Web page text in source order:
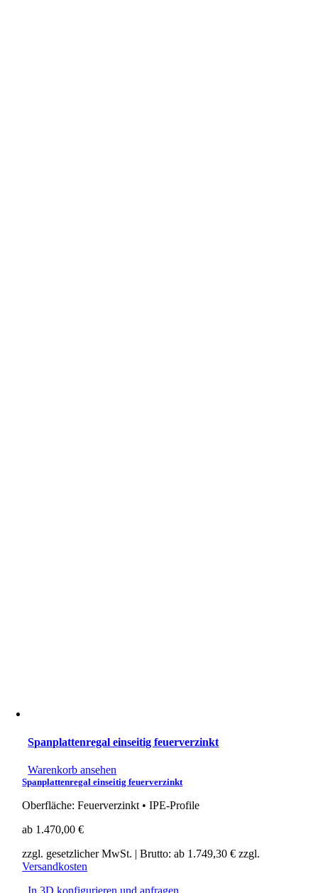
Spanplattenregal einseitig feuerverzinkt
Warenkorb ansehen
Spanplattenregal einseitig feuerverzinkt
Oberfläche: Feuerverzinkt • IPE-Profile
ab 1.470,00€
zzgl. gesetzlicher MwSt. | Brutto: ab 1.749,30€ zzgl.
Versandkosten
In 3D konfigurieren und anfragen